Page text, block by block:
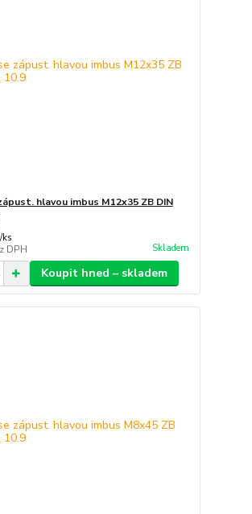
hlavou imbus M12x35 ZB DIN
/ks
DPH Skladem
Koupit hned – skladem